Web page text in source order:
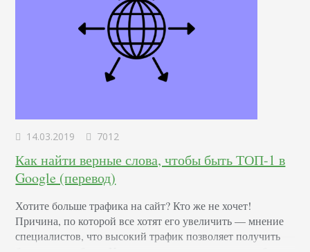
14.03.2019 7012
Как найти верные слова, чтобы быть ТОП-1 в
Google (перевод)
Хотите больше трафика на сайт? Кто же не хочет!
Причина, по которой все хотят его увеличить — мнение
специалистов, что высокий трафик позволяет получить